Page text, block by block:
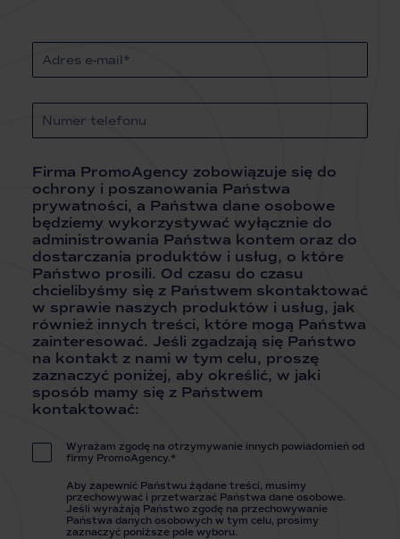
Firma PromoAgency zobowiązuje się do
ochrony i poszanowania Państwa
prywatności, a Państwa dane osobowe
będziemy wykorzystywać wyłącznie do
administrowania Państwa kontem oraz do
dostarczania produktów i usług, o które
Państwo prosili. Od czasu do czasu
chcielibyśmy się z Państwem skontaktować
w sprawie naszych produktów i usług, jak
również innych treści, które mogą Państwa
zainteresować. Jeśli zgadzają się Państwo
na kontakt z nami w tym celu, proszę
zaznaczyć poniżej, aby określić, w jaki
sposób mamy się z Państwem
kontaktować:
Wyrażam zgodę na otrzymywanie innych powiadomień od
firmy PromoAgency.*
Aby zapewnić Państwu żądane treści, musimy
przechowywać i przetwarzać Państwa dane osobowe.
Jeśli wyrażają Państwo zgodę na przechowywanie
Państwa danych osobowych w tym celu, prosimy
zaznaczyć poniższe pole wyboru.